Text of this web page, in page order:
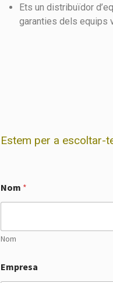
Ets un distribuïdor
garanties dels equips
Estem per a escoltar-
Nom *
Nom
Empresa